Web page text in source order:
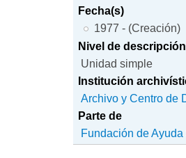
Fecha(s)
1977 - (Creación)
Nivel de descripción
Unidad simple
Institución
Archivo y Centro de
Parte de
Fundación de